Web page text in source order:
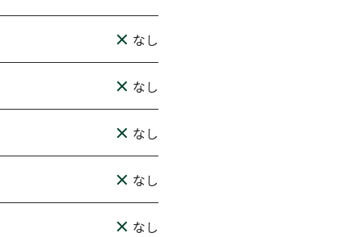
なし
なし
なし
なし
なし